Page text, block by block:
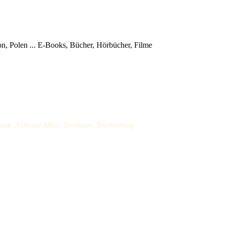
Polen ... E-Books, Bücher, Hörbücher, Filme
Alphonse Allais, Birnbaum: Beschreibung